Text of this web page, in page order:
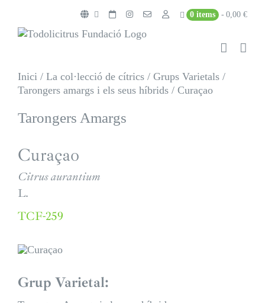
content
0 items 0,00 €
Inici / La col·lecció de cítrics / Grups Varietals /
Tarongers amargs i els seus híbrids / Curaçao
Tarongers Amargs
Curaçao
Citrus aurantium
L.
TCF-259
Grup Varietal: